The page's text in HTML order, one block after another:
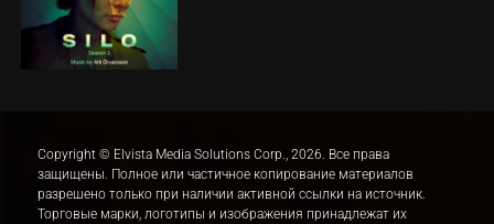
Copyright © Elvista Media Solutions Corp., 2026. Все права
защищены. Полное или частичное копирование материалов
разрешено только при наличии активной ссылки на источник.
Торговые марки, логотипы и изображения принадлежат их